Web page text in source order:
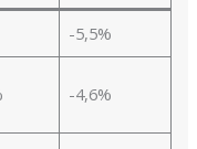
-5,5%
-4,6%